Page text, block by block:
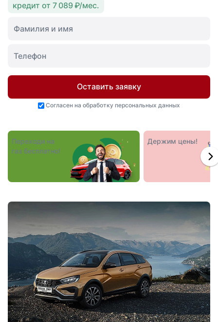
кредит от 7 089 ₽/мес.
Оставить заявку
Согласен на обработку персональных данных
Переходи на
газ бесплатно!
Держим цены!